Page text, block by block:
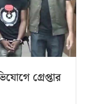
গ্রেপ্তার